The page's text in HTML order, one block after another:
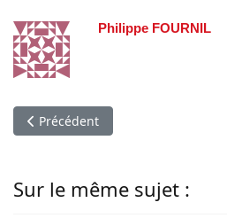
Philippe FOURNIL
Article précédent :
Précédent
Sur le même sujet :